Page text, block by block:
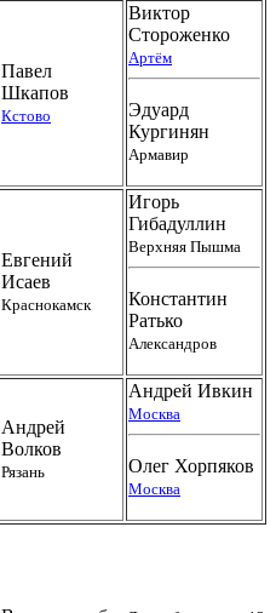
Павел
Шкапов
Кстово
Виктор
Стороженко
Артём
Эдуард
Кургинян
Армавир
Евгений
Исаев
Краснокамск
Игорь
Гибадуллин
Верхняя Пышма
Константин
Ратько
Александров
Андрей
Волков
Рязань
Андрей Ивкин
Москва
Олег Хорпяков
Москва